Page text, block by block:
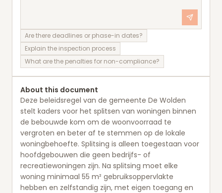
Are there deadlines or phase-in dates?
Explain the inspection process
What are the penalties for non-compliance?
About this document
Deze beleidsregel van de gemeente De Wolden
stelt kaders voor het splitsen van woningen binnen
de bebouwde kom om de woonvoorraad te
vergroten en beter af te stemmen op de lokale
woningbehoefte. Splitsing is alleen toegestaan voor
hoofdgebouwen die geen bedrijfs- of
recreatiewoningen zijn. Na splitsing moet elke
woning minimaal 55 m² gebruiksoppervlakte
hebben en zelfstandig zijn, met eigen toegang en